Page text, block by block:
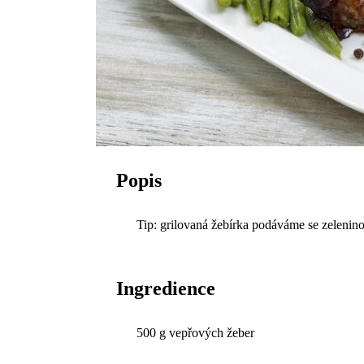
Popis
Tip: grilovaná žebírka podáváme se
Ingredience
500 g vepřových žeber